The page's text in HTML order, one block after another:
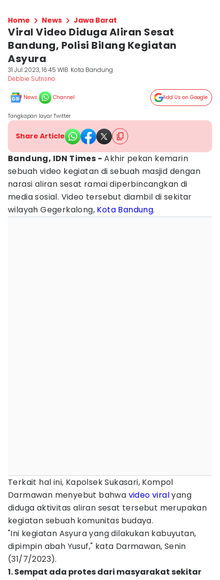
Home News Jawa Barat
Viral Video Diduga Aliran Sesat
Bandung, Polisi Bilang Kegiatan
Asyura
31 Jul 2023, 16:45 WIB Kota Bandung
Debbie Sutrisno
News Channel Add Us on Google
Tangkapan layar Twitter
Share Article
Bandung, IDN Times - Akhir pekan kemarin
sebuah video kegiatan di sebuah masjid dengan
narasi aliran sesat ramai diperbincangkan di
media sosial. Video tersebut diambil di sekitar
wilayah Gegerkalong, Kota Bandung.
Terkait hal ini, Kapolsek Sukasari, Kompol
Darmawan menyebut bahwa video viralyang
diduga aktivitas aliran sesat tersebut merupakan
kegiatan sebuah komunitas budaya.
"Ini kegiatan Asyura yang dilakukan kabuyutan,
dipimpin abah Yusuf," kata Darmawan, Senin
(31/7/2023).
1. Sempat ada protes dari masyarakat sekitar